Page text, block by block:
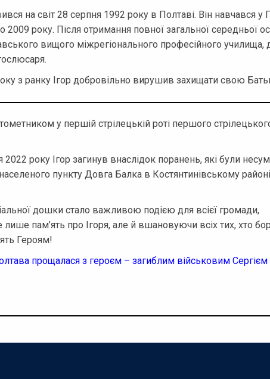
на світ 28 серпня 1992 року в Полтаві. Він навчався у
року. Після отримання повної загальної середньої
вищого міжрегіонального професійного училища,
з ранку Ігор добровільно вирушив захищати свою
у першій стрілецькій роті першого
року Ігор загинув внаслідок поранень, які були
пункту Довга Балка в Костянтинівському
дошки стало важливою подією для всієї громади,
пам’ять про Ігоря, але й вшановуючи всіх тих, хто
Героям!
прощалася з героєм – загиблим військовим Сергієм